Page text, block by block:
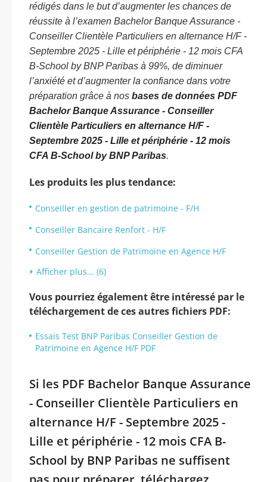
rédigés dans le but d’augmenter les chances de
réussite à l’examen Bachelor Banque Assurance -
Conseiller Clientèle Particuliers en alternance H/F -
Septembre 2025 - Lille et périphérie - 12 mois CFA
B-School by BNP Paribas à 99%, de diminuer
l’anxiété et d’augmenter la confiance dans votre
préparation grâce à nos bases de données PDF
Bachelor Banque Assurance - Conseiller
Clientèle Particuliers en alternance H/F -
Septembre 2025 - Lille et périphérie - 12 mois
CFA B-School by BNP Paribas.
Les produits les plus tendance:
Conseiller en gestion de patrimoine - F/H
Conseiller Bancaire Renfort - H/F
Conseiller Gestion de Patrimoine en Agence H/F
Afficher plus... (6)
Vous pourriez également être intéressé par le
téléchargement de ces autres fichiers PDF:
Essais Test BNP Paribas Conseiller Gestion de
Patrimoine en Agence H/F PDF
Si les PDF Bachelor Banque Assurance
- Conseiller Clientèle Particuliers en
alternance H/F - Septembre 2025 -
Lille et périphérie - 12 mois CFA B-
School by BNP Paribas ne suffisent